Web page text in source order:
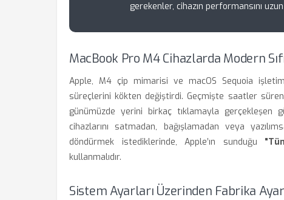
gerekenler, cihazın performansını
MacBook Pro M4 Cihazlarda Modern
Apple, M4 çip mimarisi ve macOS Sequoia işletim
süreçlerini kökten değiştirdi. Geçmişte saatler
günümüzde yerini birkaç tıklamayla gerçekleşen
cihazlarını satmadan, bağışlamadan veya
döndürmek istediklerinde, Apple’ın sunduğu
kullanmalıdır.
Sistem Ayarları Üzerinden Fabrika